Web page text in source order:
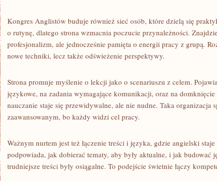
Kongres Anglistów buduje również sieć osób, które dzielą się
o rutynę, dlatego strona wzmacnia poczucie przynależności.
profesjonalizm, ale jednocześnie pamięta o energii pracy z grupą.
nowe techniki, lecz także odświeżenie perspektywy.
Strona promuje myślenie o lekcji jako o scenariuszu z celem.
językowe, na zadania wymagające komunikacji, oraz na
nauczanie staje się przewidywalne, ale nie nudne. Taka organizacja
zaawansowanym, bo każdy widzi cel pracy.
Ważnym nurtem jest też łączenie treści i języka, gdzie angielski
podpowiada, jak dobierać tematy, aby były aktualne, i jak budować
trudniejsze treści były osiągalne. To podejście świetnie łączy